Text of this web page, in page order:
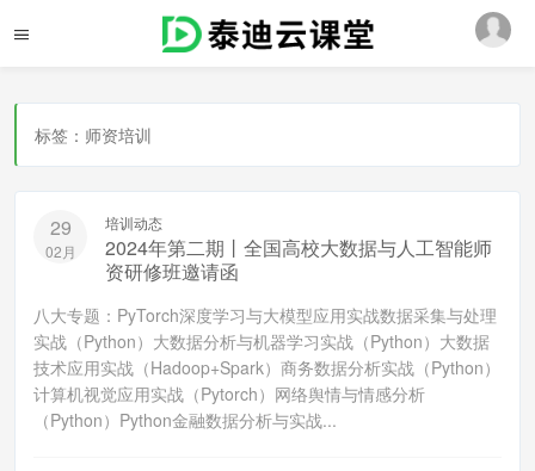
标签：师资培训
29
02月
培训动态
2024年第二期丨全国高校大数据与人工智能师
资研修班邀请函
八大专题：PyTorch深度学习与大模型应用实战数据采集与处理
实战（Python）大数据分析与机器学习实战（Python）大数据
技术应用实战（Hadoop+Spark）商务数据分析实战（Python）
计算机视觉应用实战（Pytorch）网络舆情与情感分析
（Python）Python金融数据分析与实战...